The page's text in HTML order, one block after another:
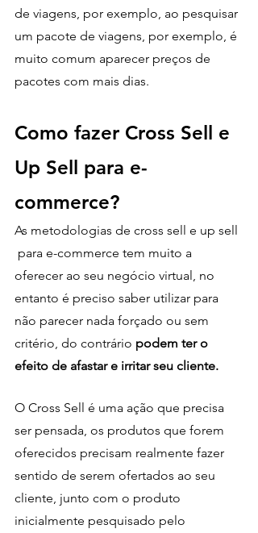
de viagens, por exemplo, ao pesquisar
um pacote de viagens, por exemplo, é
muito comum aparecer preços de
pacotes com mais dias.
Como fazer Cross Sell e
Up Sell para e-
commerce?
As metodologias de cross sell e up sell
para e-commerce tem muito a
oferecer ao seu negócio virtual, no
entanto é preciso saber utilizar para
não parecer nada forçado ou sem
critério, do contrário podem ter o
efeito de afastar e irritar seu cliente.
O Cross Sell é uma ação que precisa
ser pensada, os produtos que forem
oferecidos precisam realmente fazer
sentido de serem ofertados ao seu
cliente, junto com o produto
inicialmente pesquisado pelo